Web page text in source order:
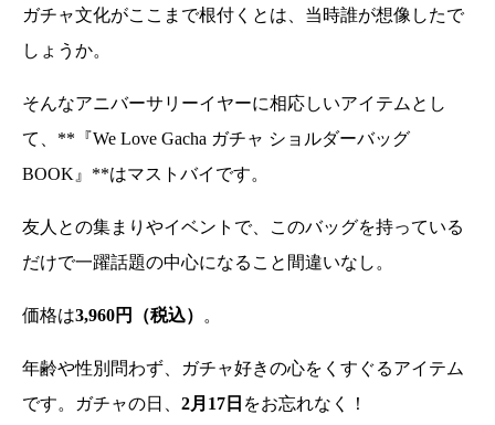
ガチャ文化がここまで根付くとは、当時誰が想像したで
しょうか。
そんなアニバーサリーイヤーに相応しいアイテムとし
て、**『We Love Gacha ガチャ ショルダーバッグ
BOOK』**はマストバイです。
友人との集まりやイベントで、このバッグを持っている
だけで一躍話題の中心になること間違いなし。
価格は3,960円（税込） 。
年齢や性別問わず、ガチャ好きの心をくすぐるアイテム
です。ガチャの日、 2月17日 をお忘れなく！